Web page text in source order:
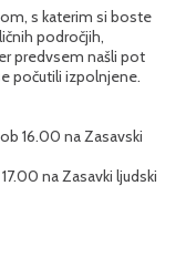
s katerim si boste
področjih,
predvsem našli pot
počutili izpolnjene.
ob 16.00 na Zasavski
Zasavki ljudski